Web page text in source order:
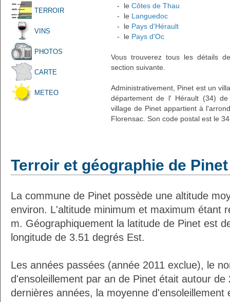
TERROIR
VINS
PHOTOS
CARTE
METEO
- le Côtes de Thau
- le Languedoc
- le Pays d'Hérault
- le Pays d'Oc
Vous trouverez tous les détails
section suivante.
Administrativement, Pinet est un
département de l' Hérault (34)
village de Pinet appartient à
Florensac. Son code postal est le
Terroir et géographie de Pinet
La commune de Pinet possède une altitude
environ. L'altitude minimum et maximum étant
m. Géographiquement la latitude de Pinet est
longitude de 3.51 degrés Est.
Les années passées (année 2011 exclue), le
d'ensoleillement par an de Pinet était autour de
dernières années, la moyenne d'ensoleillement